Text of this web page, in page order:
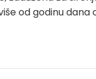
od godinu